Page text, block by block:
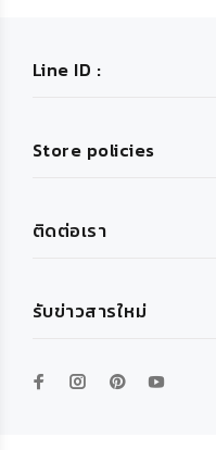
Line ID :
Store policies
ติดต่อเรา
รับข่าวสารใหม่